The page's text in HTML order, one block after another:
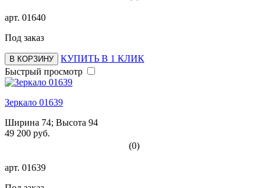
арт. 01640
Под заказ
В КОРЗИНУ
КУПИТЬ В 1 КЛИК
Быстрый просмотр
Зеркало 01639
Ширина 74; Высота 94
49 200 руб.
(0)
арт. 01639